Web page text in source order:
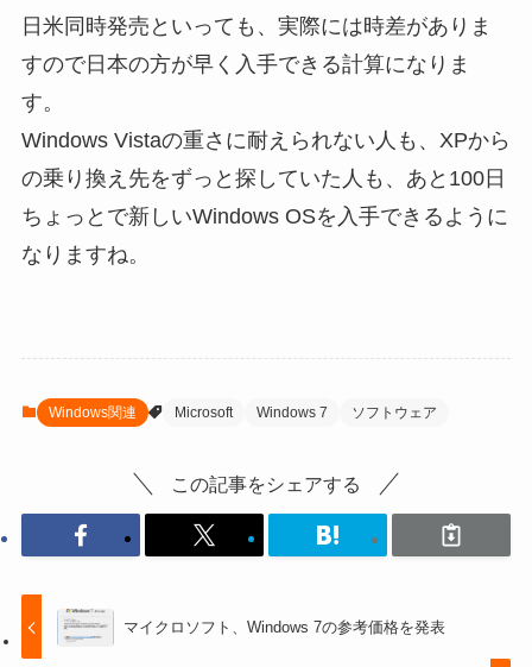
日米同時発売といっても、実際には時差がありま
すので日本の方が早く入手できる計算になりま
す。
Windows Vistaの重さに耐えられない人も、XPから
の乗り換え先をずっと探していた人も、あと100日
ちょっとで新しいWindows OSを入手できるように
なりますね。
Windows関連 Microsoft Windows 7 ソフトウェア
この記事をシェアする
マイクロソフト、Windows 7の参考価格を発表